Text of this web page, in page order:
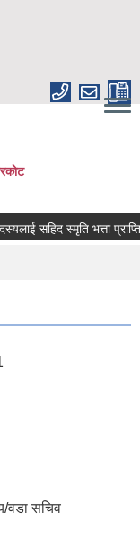
सहिद स्मृति भत्ता प्राप्तिको
वडा सचिव